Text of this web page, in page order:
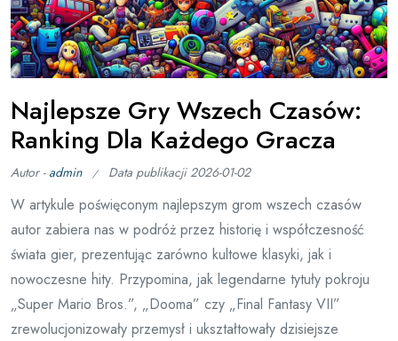
Najlepsze Gry Wszech Czasów:
Ranking Dla Każdego Gracza
Autor -admin Data publikacji2026-01-02
W artykule poświęconym najlepszym grom wszech czasów
autor zabiera nas w podróż przez historię i współczesność
świata gier, prezentując zarówno kultowe klasyki, jak i
nowoczesne hity. Przypomina, jak legendarne tytuły pokroju
„Super Mario Bros.”, „Dooma” czy „Final Fantasy VII”
zrewolucjonizowały przemysł i ukształtowały dzisiejsze